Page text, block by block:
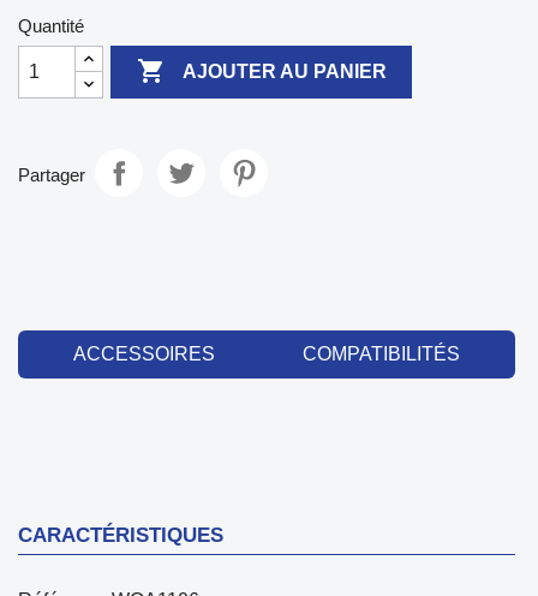
Quantité
 AJOUTER AU PANIER
Partager
ACCESSOIRES COMPATIBILITÉS
CARACTÉRISTIQUES